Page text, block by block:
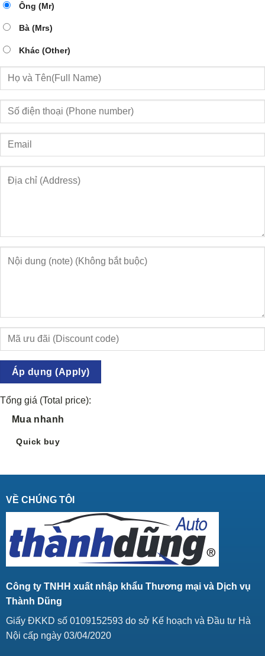
Ông (Mr)
Bà (Mrs)
Khác (Other)
Áp dụng (Apply)
Tổng giá (Total price):
Mua nhanh
Quick buy
VỀ CHÚNG TÔI
Công ty TNHH xuất nhập khẩu Thương mại và Dịch vụ
Thành Dũng
Giấy ĐKKD số 0109152593 do sở Kế hoạch và Đầu tư Hà
Nội cấp ngày 03/04/2020